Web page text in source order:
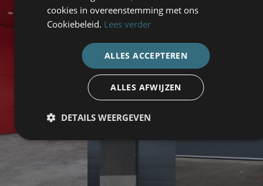
cookies in overeenstemming met ons
Cookiebeleid. Lees verder
ALLES ACCEPTEREN
ALLES AFWIJZEN
DETAILS WEERGEVEN